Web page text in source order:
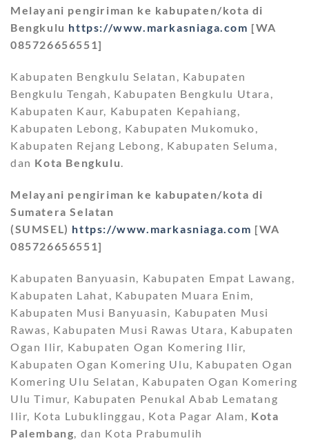
Melayani pengiriman ke kabupaten/kota di
Bengkulu https://www.markasniaga.com [WA
085726656551]
Kabupaten Bengkulu Selatan, Kabupaten
Bengkulu Tengah, Kabupaten Bengkulu Utara,
Kabupaten Kaur, Kabupaten Kepahiang,
Kabupaten Lebong, Kabupaten Mukomuko,
Kabupaten Rejang Lebong, Kabupaten Seluma,
dan Kota Bengkulu.
Melayani pengiriman ke kabupaten/kota di
Sumatera Selatan
(SUMSEL) https://www.markasniaga.com [WA
085726656551]
Kabupaten Banyuasin, Kabupaten Empat Lawang,
Kabupaten Lahat, Kabupaten Muara Enim,
Kabupaten Musi Banyuasin, Kabupaten Musi
Rawas, Kabupaten Musi Rawas Utara, Kabupaten
Ogan Ilir, Kabupaten Ogan Komering Ilir,
Kabupaten Ogan Komering Ulu, Kabupaten Ogan
Komering Ulu Selatan, Kabupaten Ogan Komering
Ulu Timur, Kabupaten Penukal Abab Lematang
Ilir, Kota Lubuklinggau, Kota Pagar Alam, Kota
Palembang, dan Kota Prabumulih